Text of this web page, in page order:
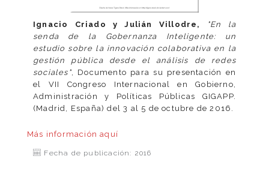
Ignacio Criado y Julián Villodre,
"En la
senda de la Gobernanza Inteligente: un
estudio sobre la innovación colaborativa en la
gestión pública desde el análisis de redes
sociales", Documento para su presentación en
el VII Congreso Internacional en Gobierno,
Administración y Políticas Públicas GIGAPP.
(Madrid, España) del 3 al 5 de octubre de 2016.
Más informaciónaquí
Fecha de publicación: 2016